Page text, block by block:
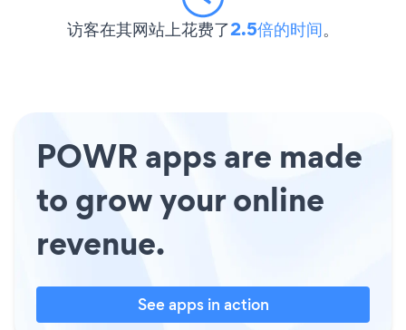
访客在其网站上花费了2.5倍的时间。
POWR apps are made
to grow your online
revenue.
See apps in action